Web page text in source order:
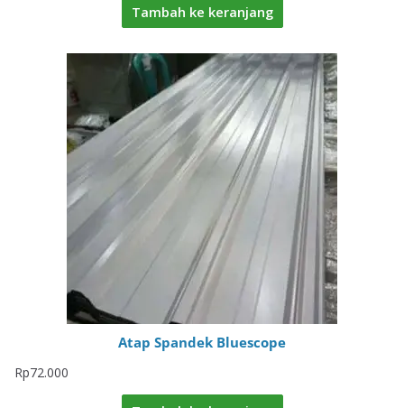
Tambah ke keranjang
Atap Spandek Bluescope
Rp72.000